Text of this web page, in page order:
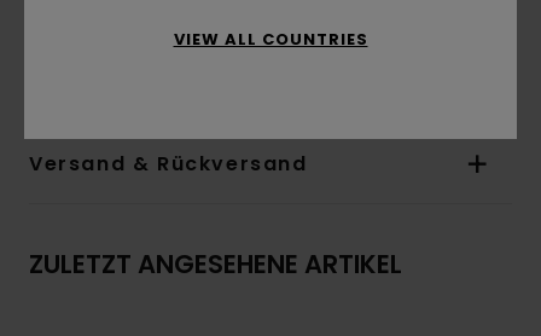
Versand & Rückversand
ZULETZT ANGESEHENE ARTIKEL
VIEW ALL COUNTRIES